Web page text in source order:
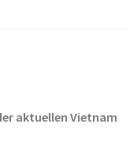
aktuellen Vietnam